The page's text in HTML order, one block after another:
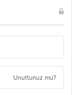
Unuttunuz mu?